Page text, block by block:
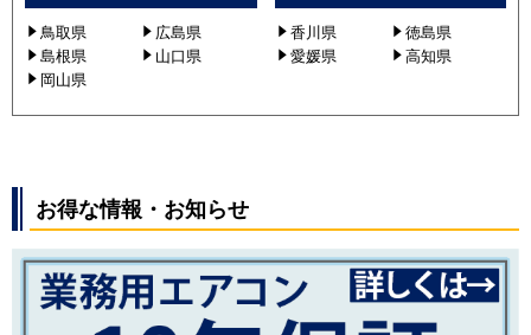
RPI-GP56RGHJC5
RPI-GP56RGHC5
RPI-GP56RGH4
RPI-GP56RGHC6
RPI-GP56RGHJC7
RPI-GP56RGHC7
鳥取県
広島県
島根県
山口県
岡山県
香川県
徳島県
愛媛県
高知県
お得な情報・お知らせ